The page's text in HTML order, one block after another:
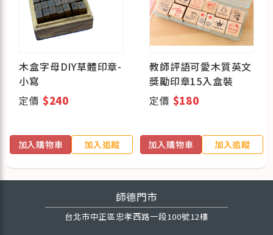
木盒字母DIY草體印章-
小寫
定價 $240
加入購物車 加入追蹤
教師評語可愛木質英文
獎勵印章15入盒裝
定價 $180
加入購物車 加入追蹤
師德門市
台北市中正區忠孝西路一段100號12樓